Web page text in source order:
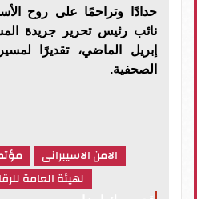
حدادًا وتراحمًا على روح
نائب رئيس تحرير جريدة
إبريل الماضي، تقديرًا
الصحفية.
الامن الاسيبرانى
لهيئة العامة